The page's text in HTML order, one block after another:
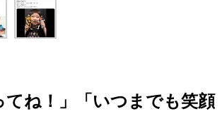
ね！」「いつまでも笑顔